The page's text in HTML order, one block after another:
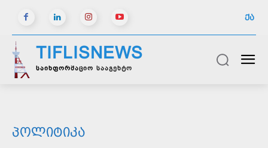
ᲥᲐ
TIFLISNEWS
საინფორმაციო სააგენტო
ᲞᲝᲚᲘᲢᲘᲙᲐ